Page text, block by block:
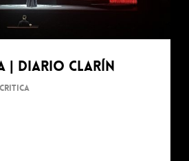
| diario Clarín
Critica